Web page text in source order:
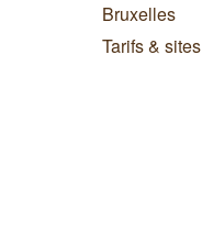
Bruxelles
Tarifs & sites